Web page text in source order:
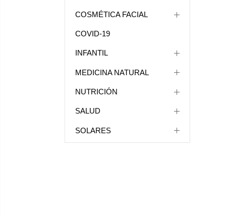
COSMÉTICA FACIAL
COVID-19
INFANTIL
MEDICINA NATURAL
NUTRICIÓN
SALUD
SOLARES